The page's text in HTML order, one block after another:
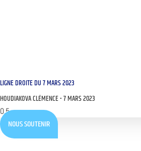
LIGNE DROITE DU 7 MARS 2023
HOUDIAKOVA CLÉMENCE 7 MARS 2023
NOUS SOUTENIR